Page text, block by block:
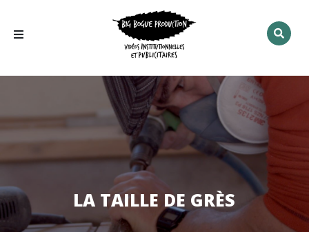
Rechercher
LA TAILLE DE GRÈS